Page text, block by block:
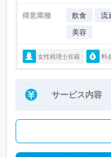
得意業種 飲食 流
美容
女性税理士在籍 料
サービス内容